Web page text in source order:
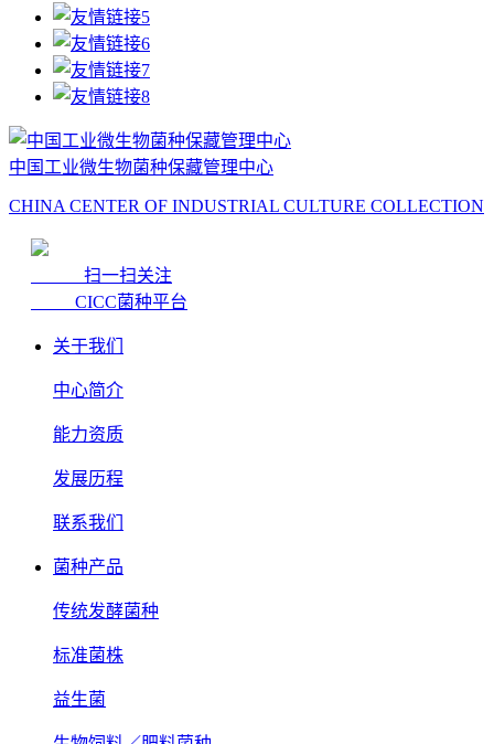
中国工业微生物菌种保藏管理中心
CHINA CENTER OF INDUSTRIAL CULTURE COLLECTION
扫一扫关注
CICC菌种平台
关于我们
中心简介
能力资质
发展历程
联系我们
菌种产品
传统发酵菌种
标准菌株
益生菌